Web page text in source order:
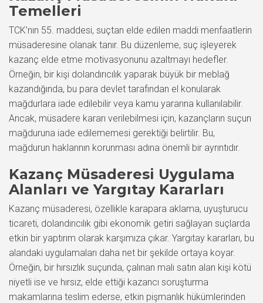
Temelleri
TCK’nın 55. maddesi, suçtan elde edilen maddi menfaatlerin
müsaderesine olanak tanır. Bu düzenleme, suç işleyerek
kazanç elde etme motivasyonunu azaltmayı hedefler.
Örneğin, bir kişi dolandırıcılık yaparak büyük bir meblağ
kazandığında, bu para devlet tarafından el konularak
mağdurlara iade edilebilir veya kamu yararına kullanılabilir.
Ancak, müsadere kararı verilebilmesi için, kazançların suçun
mağduruna iade edilememesi gerektiği belirtilir. Bu,
mağdurun haklarının korunması adına önemli bir ayrıntıdır.
Kazanç Müsaderesi Uygulama
Alanları ve Yargıtay Kararları
Kazanç müsaderesi, özellikle karapara aklama, uyuşturucu
ticareti, dolandırıcılık gibi ekonomik getiri sağlayan suçlarda
etkin bir yaptırım olarak karşımıza çıkar. Yargıtay kararları, bu
alandaki uygulamaları daha net bir şekilde ortaya koyar.
Örneğin, bir hırsızlık suçunda, çalınan malı satın alan kişi kötü
niyetli ise ve hırsız, elde ettiği kazancı soruşturma
makamlarına teslim ederse, etkin pişmanlık hükümlerinden